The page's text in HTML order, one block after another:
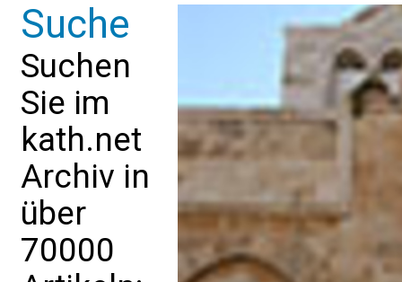
Suche
Suchen
Sie im
kath.net
Archiv in
über
70000